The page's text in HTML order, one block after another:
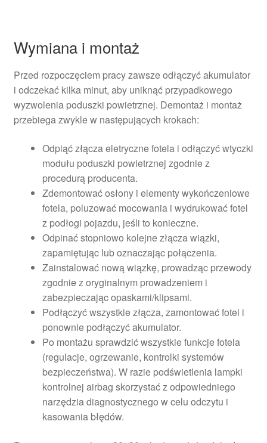
Wymiana i montaż
Przed rozpoczęciem pracy zawsze odłączyć akumulator
i odczekać kilka minut, aby uniknąć przypadkowego
wyzwolenia poduszki powietrznej. Demontaż i montaż
przebiega zwykle w następujących krokach:
Odpiąć złącza eletryczne fotela i odłączyć wtyczki
modułu poduszki powietrznej zgodnie z
procedurą producenta.
Zdemontować osłony i elementy wykończeniowe
fotela, poluzować mocowania i wydrukować fotel
z podłogi pojazdu, jeśli to konieczne.
Odpinać stopniowo kolejne złącza wiązki,
zapamiętując lub oznaczając połączenia.
Zainstalować nową wiązkę, prowadząc przewody
zgodnie z oryginalnym prowadzeniem i
zabezpieczając opaskami/klipsami.
Podłączyć wszystkie złącza, zamontować fotel i
ponownie podłączyć akumulator.
Po montażu sprawdzić wszystkie funkcje fotela
(regulacje, ogrzewanie, kontrolki systemów
bezpieczeństwa). W razie podświetlenia lampki
kontrolnej airbag skorzystać z odpowiedniego
narzędzia diagnostycznego w celu odczytu i
kasowania błędów.